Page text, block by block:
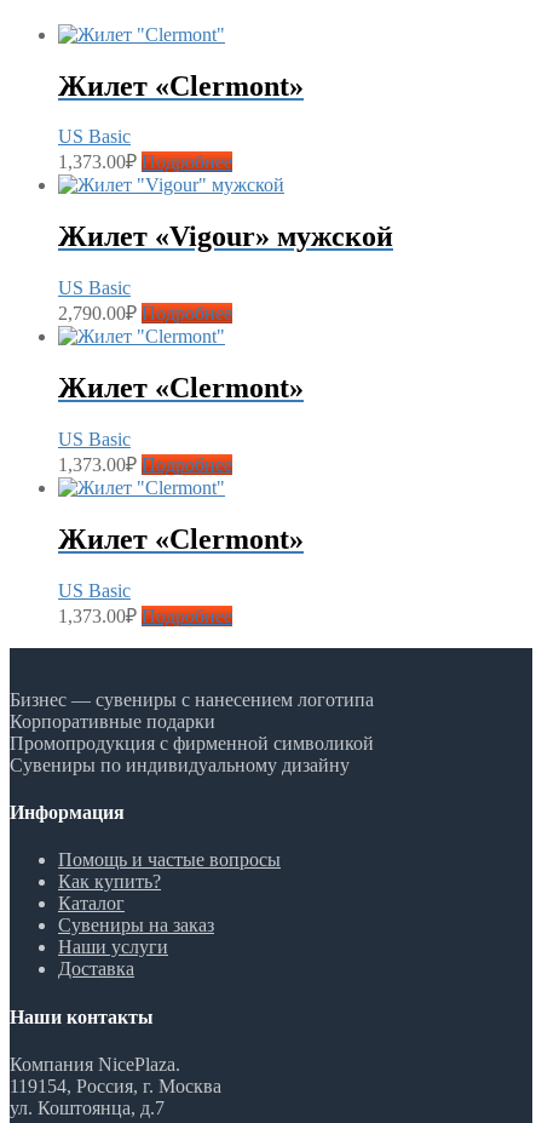
Жилет «Clermont»
US Basic
1,373.00₽ Подробнее
Жилет «Vigour» мужской
US Basic
2,790.00₽ Подробнее
Жилет «Clermont»
US Basic
1,373.00₽ Подробнее
Жилет «Clermont»
US Basic
1,373.00₽ Подробнее
Бизнес — сувениры с нанесением логотипа
Корпоративные подарки
Промопродукция с фирменной символикой
Сувениры по индивидуальному дизайну
Информация
Помощь и частые вопросы
Как купить?
Каталог
Сувениры на заказ
Наши услуги
Доставка
Наши контакты
Компания NicePlaza.
119154, Россия, г. Москва
ул. Коштоянца, д.7